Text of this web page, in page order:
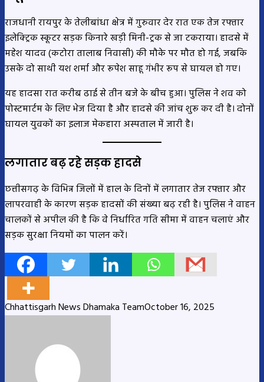
राजधानी रायपुर के तेलीबांधा क्षेत्र में गुरुवार देर रात एक तेज रफ्तार
इलेक्ट्रिक स्कूटर सड़क किनारे खड़ी मिनी-ट्रक से जा टकराया। हादसे में
महेश यादव (कटोरा तालाब निवासी) की मौके पर मौत हो गई, जबकि
उसके दो साथी यश शर्मा और रूपेश साहू गंभीर रूप से घायल हो गए।
यह हादसा रात करीब ढाई से तीन बजे के बीच हुआ। पुलिस ने शव को
पोस्टमार्टम के लिए भेज दिया है और हादसे की जांच शुरू कर दी है। दोनों
घायल युवकों का इलाज मेकहारा अस्पताल में जारी है।
लगातार बढ़ रहे सड़क हादसे
छत्तीसगढ़ के विभिन्न जिलों में हाल के दिनों में लगातार तेज रफ्तार और
लापरवाही के कारण सड़क हादसों की संख्या बढ़ रही है। पुलिस ने वाहन
चालकों से अपील की है कि वे निर्धारित गति सीमा में वाहन चलाएं और
सड़क सुरक्षा नियमों का पालन करें।
Chhattisgarh News Dhamaka TeamOctober 16, 2025